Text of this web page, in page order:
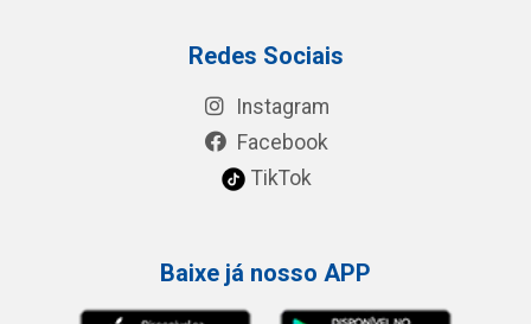
Redes Sociais
Instagram
Facebook
TikTok
Baixe já nosso APP